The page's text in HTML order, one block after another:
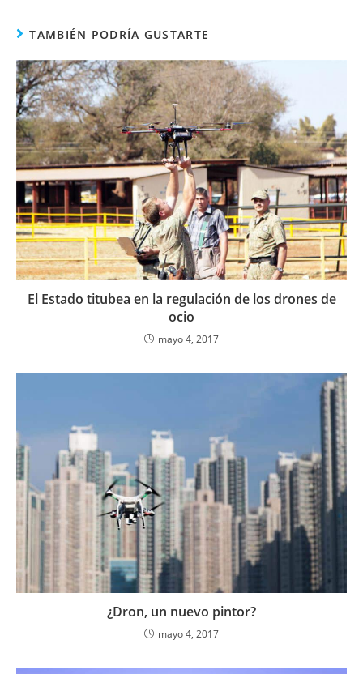
TAMBIÉN PODRÍA GUSTARTE
El Estado titubea en la regulación de los drones de
ocio
mayo 4, 2017
¿Dron, un nuevo pintor?
mayo 4, 2017